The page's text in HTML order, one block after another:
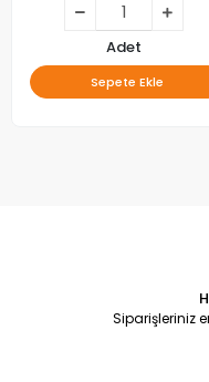
Adet
Sepete Ekle
Siparişleriniz